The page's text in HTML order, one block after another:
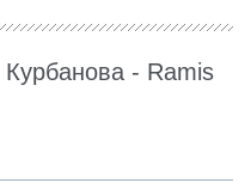
- Ramis